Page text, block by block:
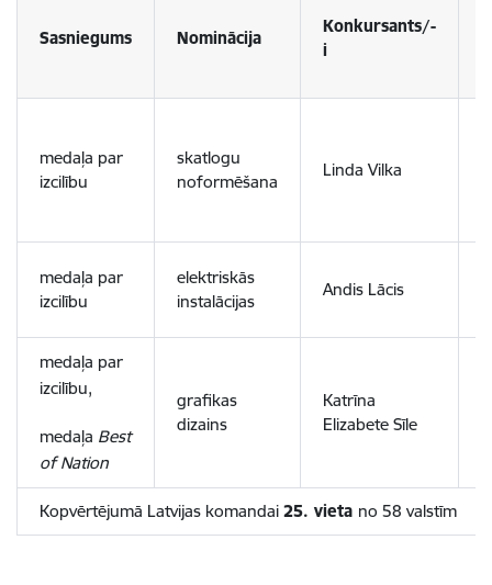
Sasniegums Nominācija
Konkursants/-
i
medaļa par
izcilību
skatlogu
noformēšana
Linda Vilka
medaļa par
izcilību
elektriskās
instalācijas
Andis Lācis
medaļa par
izcilību,
medaļa Best
of Nation
grafikas
dizains
Katrīna
Elizabete Sīle
Kopvērtējumā Latvijas komandai 25. vieta no 58 valstīm